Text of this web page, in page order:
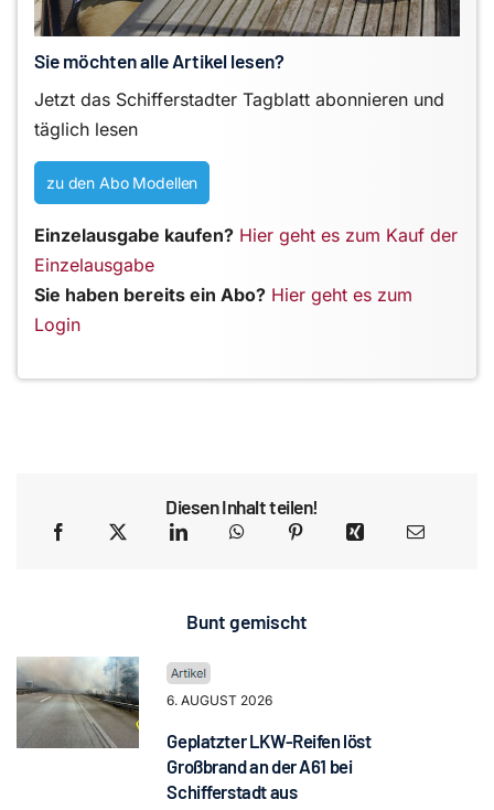
Sie möchten alle Artikel lesen?
Jetzt das Schifferstadter Tagblatt abonnieren und
täglich lesen
zu den Abo Modellen
Einzelausgabe kaufen? Hier geht es zum Kauf der
Einzelausgabe
Sie haben bereits ein Abo? Hier geht es zum
Login
Diesen Inhalt teilen!
Bunt gemischt
6. AUGUST 2026
Geplatzter LKW-Reifen löst
Großbrand an der A61 bei
Schifferstadt aus